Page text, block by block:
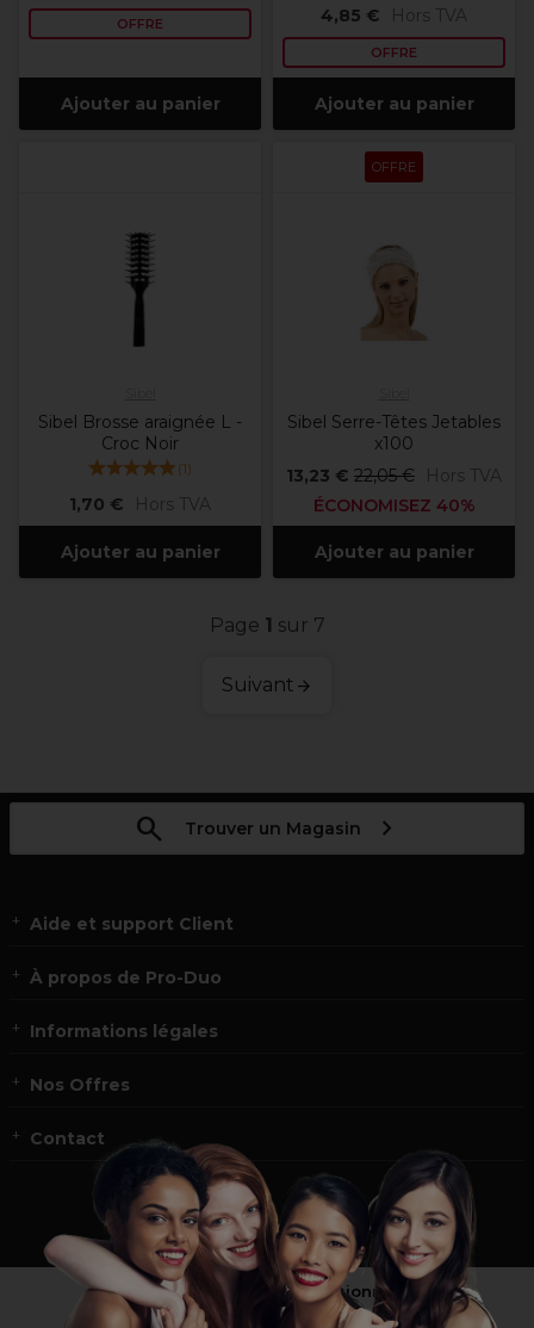
OFFRE
Ajouter au panier
4,85 € Hors TVA
OFFRE
Ajouter au panier
Sibel Brosse araignée L -
Croc Noir
(1)
1,70 € Hors TVA
Ajouter au panier
OFFRE
Sibel Serre-Têtes Jetables
x100
13,23 € 22,05 €
Hors TVA
ÉCONOMISEZ 40%
Ajouter au panier
Page 1 sur 7
Suivant
Trouver un Magasin
Aide et support Client
À propos de Pro-Duo
Informations légales
Nos Offres
Contact
Vous n’êtes pas un professionnel ?
Visitez notre site pourles particuliers !